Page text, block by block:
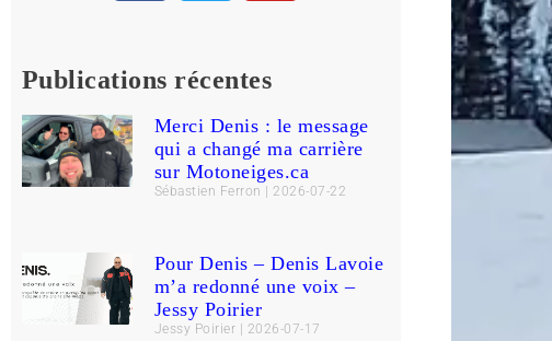
Publications récentes
Merci Denis : le message
qui a changé ma carrière
sur Motoneiges.ca
Sébastien Ferron 2026-07-22
Pour Denis – Denis Lavoie
m’a redonné une voix –
Jessy Poirier
Jessy Poirier 2026-07-17